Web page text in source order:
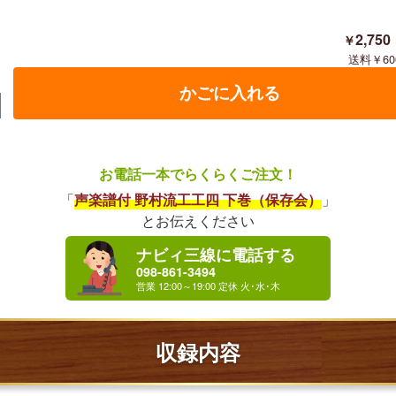
2,750
お電話一本でらくらくご注文！
「声楽譜付 野村流工工四 下巻（保存会） 」
とお伝えください
ナビィ三線に電話する
098-861-3494
収録内容